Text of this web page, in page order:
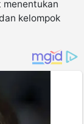
kelompok